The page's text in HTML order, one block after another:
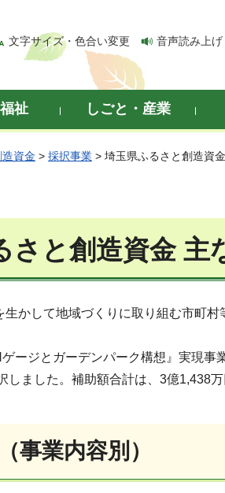
文字サイズ・色合い変更 音声読み上げ
祉 しごと・産業
資金 > 採択事業 > 埼玉県ふるさと創造資
さと創造資金 主
かして地域づくりに取り組む市町
ージとガーデンパーク構想』実現事
しました。補助額合計は、3億1,438万
事業内容別）